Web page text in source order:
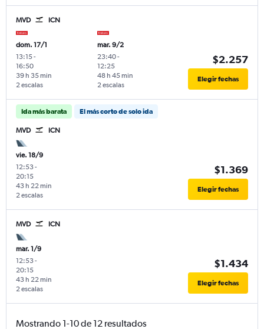
MVD ICN
dom. 17/1
13:15-
16:50
2 escalas
39 h 35 min
mar. 9/2
23:40-
12:25
2 escalas
48 h 45 min
$2.257
Elegir fechas
Ida más barata El más corto de solo ida
MVD ICN
vie. 18/9
12:53-
20:15
2 escalas
43 h 22 min
$1.369
Elegir fechas
MVD ICN
mar. 1/9
12:53-
20:15
2 escalas
43 h 22 min
$1.434
Elegir fechas
Mostrando 1-10 de 12 resultados